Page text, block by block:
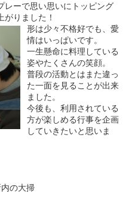
レーで思い思いにトッピング
りました！
形は少々不格好でも、愛
情はいっぱいです。
一生懸命に料理している
姿やたくさんの笑顔。
普段の活動とはまた違っ
た一面を見ることが出来
ました。
今後も、利用されている
方が楽しめる行事を企画
していきたいと思いま
の大掃